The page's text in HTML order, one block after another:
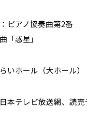
ピアノ協奏曲第2番
「惑星」
いホール（大ホール）
本テレビ放送網、読